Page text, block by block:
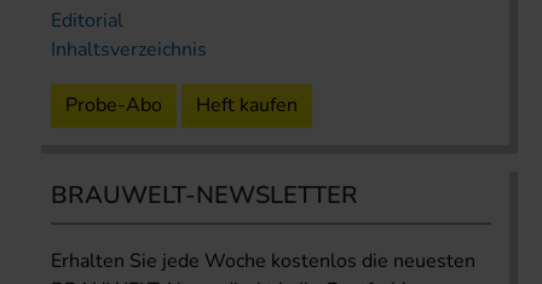
Editorial
Inhaltsverzeichnis
Probe-Abo Heft kaufen
BRAUWELT-NEWSLETTER
Erhalten Sie jede Woche kostenlos die neuesten